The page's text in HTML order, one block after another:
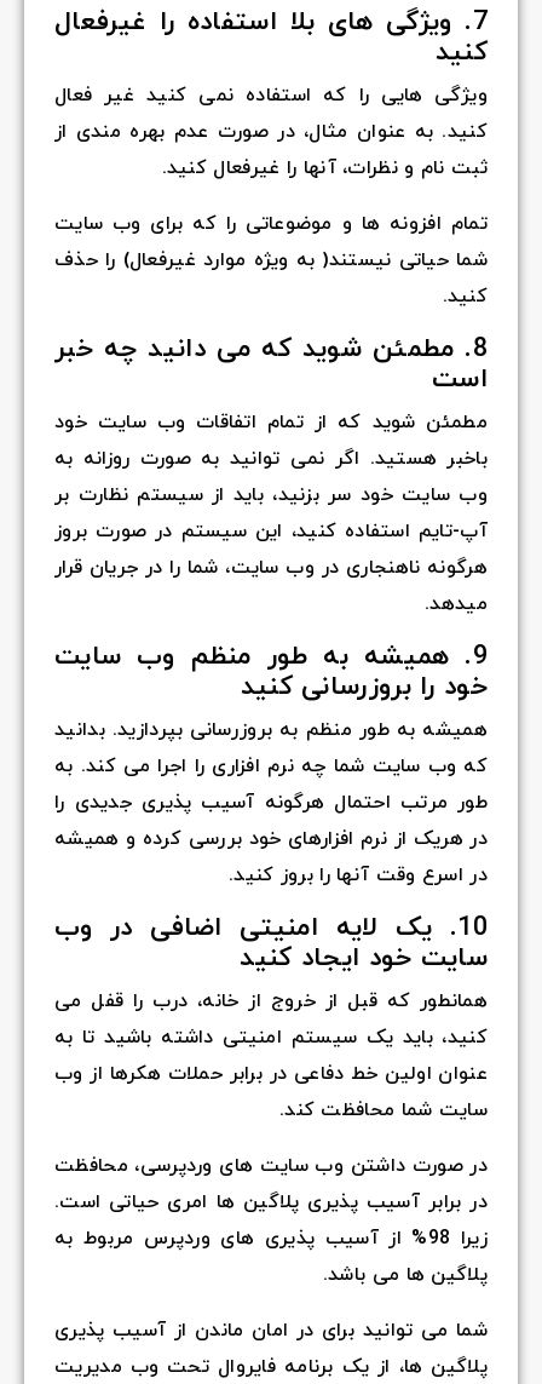
7. ویژگی های بلا استفاده را غیرفعال
کنید
ویژگی هایی را که استفاده نمی کنید غیر فعال
کنید. به عنوان مثال، در صورت عدم بهره مندی از
ثبت نام و نظرات، آنها را غیرفعال کنید.
تمام افزونه ها و موضوعاتی را که برای وب سایت
شما حیاتی نیستند( به ویژه موارد غیرفعال) را حذف
کنید.
8. مطمئن شوید که می دانید چه خبر
است
مطمئن شوید که از تمام اتفاقات وب سایت خود
باخبر هستید. اگر نمی توانید به صورت روزانه به
وب سایت خود سر بزنید، باید از سیستم نظارت بر
آپ-تایم استفاده کنید، این سیستم در صورت بروز
هرگونه ناهنجاری در وب سایت، شما را در جریان قرار
میدهد.
9. همیشه به طور منظم وب سایت
خود را بروزرسانی کنید
همیشه به طور منظم به بروزرسانی بپردازید. بدانید
که وب سایت شما چه نرم افزاری را اجرا می کند. به
طور مرتب احتمال هرگونه آسیب پذیری جدیدی را
در هریک از نرم افزارهای خود بررسی کرده و همیشه
در اسرع وقت آنها را بروز کنید.
10. یک لایه امنیتی اضافی در وب
سایت خود ایجاد کنید
همانطور که قبل از خروج از خانه، درب را قفل می
کنید، باید یک سیستم امنیتی داشته باشید تا به
عنوان اولین خط دفاعی در برابر حملات هکرها از وب
سایت شما محافظت کند.
در صورت داشتن وب سایت های وردپرسی، محافظت
در برابر آسیب پذیری پلاگین ها امری حیاتی است.
زیرا 98% از آسیب پذیری های وردپرس مربوط به
پلاگین ها می باشد.
شما می توانید برای در امان ماندن از آسیب پذیری
پلاگین ها، از یک برنامه فایروال تحت وب مدیریت